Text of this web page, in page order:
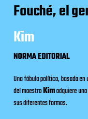
Fouché, el
Kim
NORMA EDITORIAL
Una fábula política, basada en
del maestroKimadquiere
sus diferentes formas.